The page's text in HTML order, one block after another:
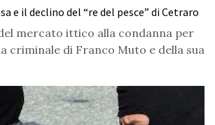
e il declino del “re del pesce” di Cetraro
mercato ittico alla condanna per
criminale di Franco Muto e della sua